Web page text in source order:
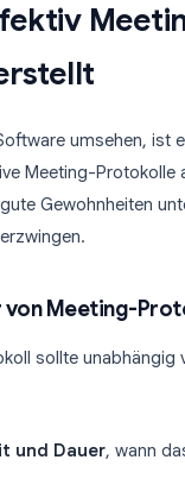
umsehen, ist
Meeting-Protokolle
Gewohnheiten
von Meeting-
sollte unabhängig
und Dauer, wann